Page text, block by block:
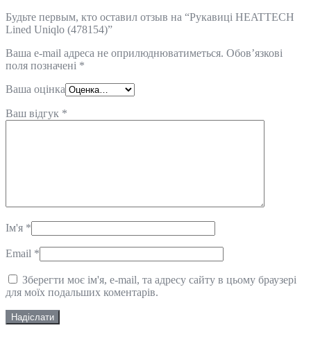
Будьте первым, кто оставил отзыв на “Рукавиці HEATTECH
Lined Uniqlo (478154)”
Ваша e-mail адреса не оприлюднюватиметься. Обов’язкові
поля позначені *
Ваша оцінка
Ваш відгук *
Ім'я *
Email *
Зберегти моє ім'я, e-mail, та адресу сайту в цьому браузері
для моїх подальших коментарів.